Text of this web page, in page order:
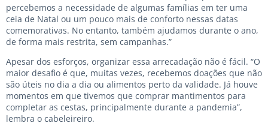
percebemos a necessidade de algumas famílias em ter uma
ceia de Natal ou um pouco mais de conforto nessas datas
comemorativas. No entanto, também ajudamos durante o ano,
de forma mais restrita, sem campanhas.”
Apesar dos esforços, organizar essa arrecadação não é fácil. “O
maior desafio é que, muitas vezes, recebemos doações que não
são úteis no dia a dia ou alimentos perto da validade. Já houve
momentos em que tivemos que comprar mantimentos para
completar as cestas, principalmente durante a pandemia”,
lembra o cabeleireiro.